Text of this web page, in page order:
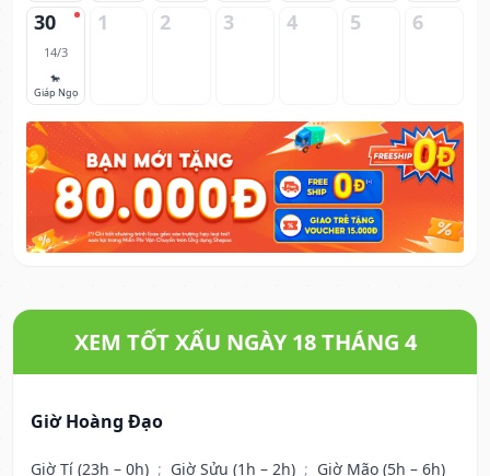
30
14/3
🐎
Giáp Ngọ
1 2 3 4 5 6
XEM TỐT XẤU NGÀY 18 THÁNG 4
Giờ Hoàng Đạo
Giờ Tí (23h – 0h) ; Giờ Sửu (1h – 2h) ; Giờ Mão (5h – 6h)